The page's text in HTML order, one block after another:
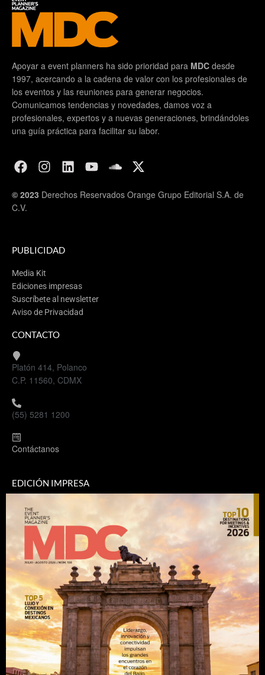
Apoyar a event planners ha sido prioridad para MDC desde
1997, acercando a la cadena de valor con los profesionales de
los eventos y las reuniones para generar negocios.
Comunicamos tendencias y novedades, damos voz a
profesionales, expertos y a nuevas generaciones, brindándoles
una guía práctica para facilitar su labor.
© 2023 Derechos Reservados Orange Grupo Editorial S.A. de
C.V.
PUBLICIDAD
Media Kit
Ediciones impresas
Suscríbete al newsletter
Aviso de Privacidad
CONTACTO
Platón 414, Polanco
C.P. 11560, CDMX
(55) 5281 1200
Contáctanos
EDICIÓN IMPRESA